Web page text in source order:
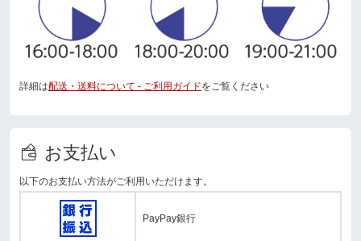
詳細は配送・送料について - ご利用ガイドをご覧ください
お支払い
以下のお支払い方法がご利用いただけます。
PayPay銀行